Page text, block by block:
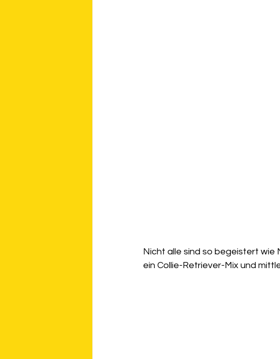
Nicht alle sind so begeistert wie
ein Collie-Retriever-Mix und